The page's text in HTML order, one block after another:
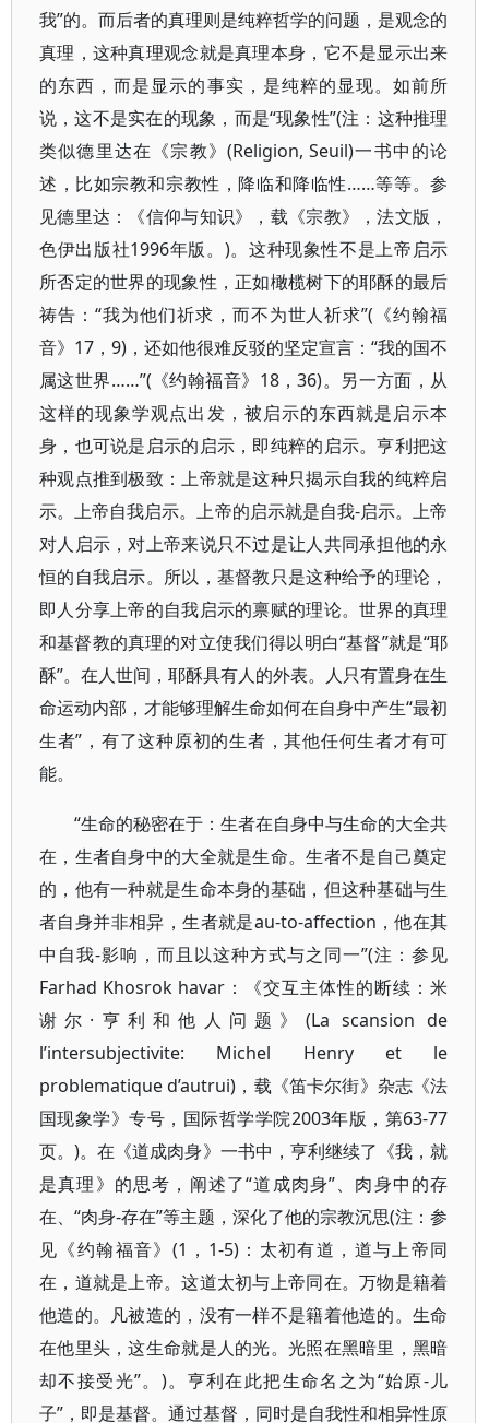
我”的。而后者的真理则是纯粹哲学的问题，是观念的
真理，这种真理观念就是真理本身，它不是显示出来
的东西，而是显示的事实，是纯粹的显现。如前所
说，这不是实在的现象，而是“现象性”(注：这种推理
类似德里达在《宗教》(Religion, Seuil)一书中的论
述，比如宗教和宗教性，降临和降临性……等等。参
见德里达：《信仰与知识》，载《宗教》，法文版，
色伊出版社1996年版。)。这种现象性不是上帝启示
所否定的世界的现象性，正如橄榄树下的耶酥的最后
祷告：“我为他们祈求，而不为世人祈求”(《约翰福
音》17，9)，还如他很难反驳的坚定宣言：“我的国不
属这世界……”(《约翰福音》18，36)。另一方面，从
这样的现象学观点出发，被启示的东西就是启示本
身，也可说是启示的启示，即纯粹的启示。亨利把这
种观点推到极致：上帝就是这种只揭示自我的纯粹启
示。上帝自我启示。上帝的启示就是自我-启示。上帝
对人启示，对上帝来说只不过是让人共同承担他的永
恒的自我启示。所以，基督教只是这种给予的理论，
即人分享上帝的自我启示的禀赋的理论。世界的真理
和基督教的真理的对立使我们得以明白“基督”就是“耶
酥”。在人世间，耶酥具有人的外表。人只有置身在生
命运动内部，才能够理解生命如何在自身中产生“最初
生者”，有了这种原初的生者，其他任何生者才有可
能。
“生命的秘密在于：生者在自身中与生命的大全共
在，生者自身中的大全就是生命。生者不是自己奠定
的，他有一种就是生命本身的基础，但这种基础与生
者自身并非相异，生者就是au-to-affection，他在其
中自我-影响，而且以这种方式与之同一”(注：参见
Farhad Khosrok havar：《交互主体性的断续：米
谢尔·亨利和他人问题》(La scansion de
l’intersubjectivite: Michel Henry et le
problematique d’autrui)，载《笛卡尔街》杂志《法
国现象学》专号，国际哲学学院2003年版，第63-77
页。)。在《道成肉身》一书中，亨利继续了《我，就
是真理》的思考，阐述了“道成肉身”、肉身中的存
在、“肉身-存在”等主题，深化了他的宗教沉思(注：参
见《约翰福音》(1，1-5)：太初有道，道与上帝同
在，道就是上帝。这道太初与上帝同在。万物是籍着
他造的。凡被造的，没有一样不是籍着他造的。生命
在他里头，这生命就是人的光。光照在黑暗里，黑暗
却不接受光”。)。亨利在此把生命名之为“始原-儿
子”，即是基督。通过基督，同时是自我性和相异性原